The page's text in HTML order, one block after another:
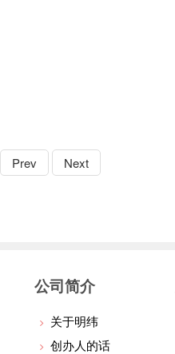
Prev Next
公司简介
关于明纬
创办人的话